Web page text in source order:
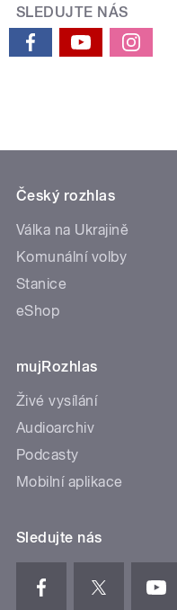
SLEDUJTE NÁS
Český rozhlas
Válka na Ukrajině
Komunální volby
Stanice
eShop
mujRozhlas
Živé vysílání
Audioarchiv
Podcasty
Mobilní aplikace
Sledujte nás